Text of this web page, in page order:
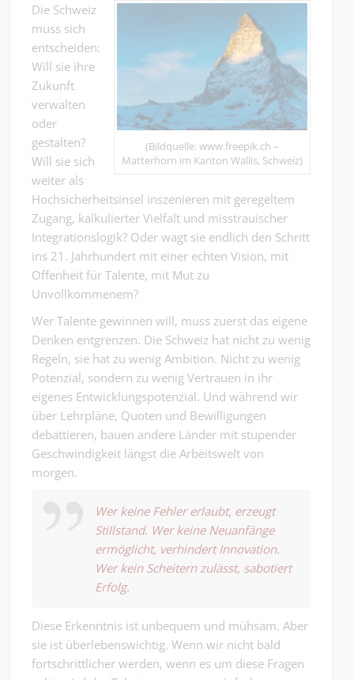
(Bildquelle: www.freepik.ch –
Matterhorn im Kanton Wallis, Schweiz)
Die Schweiz
muss sich
entscheiden:
Will sie ihre
Zukunft
verwalten
oder
gestalten?
Will sie sich
weiter als
Hochsicherheitsinsel inszenieren mit geregeltem
Zugang, kalkulierter Vielfalt und misstrauischer
Integrationslogik? Oder wagt sie endlich den Schritt
ins 21. Jahrhundert mit einer echten Vision, mit
Offenheit für Talente, mit Mut zu
Unvollkommenem?
Wer Talente gewinnen will, muss zuerst das eigene
Denken entgrenzen. Die Schweiz hat nicht zu wenig
Regeln, sie hat zu wenig Ambition. Nicht zu wenig
Potenzial, sondern zu wenig Vertrauen in ihr
eigenes Entwicklungspotenzial. Und während wir
über Lehrpläne, Quoten und Bewilligungen
debattieren, bauen andere Länder mit stupender
Geschwindigkeit längst die Arbeitswelt von
morgen.
Wer keine Fehler erlaubt, erzeugt
Stillstand. Wer keine Neuanfänge
ermöglicht, verhindert Innovation.
Wer kein Scheitern zulässt, sabotiert
Erfolg.
Diese Erkenntnis ist unbequem und mühsam. Aber
sie ist überlebenswichtig. Wenn wir nicht bald
fortschrittlicher werden, wenn es um diese Fragen